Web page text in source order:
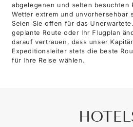
abgelegenen und selten besuchten
Wetter extrem und unvorhersehbar
Seien Sie offen für das
geplante Route oder Ihr Flugplan
darauf vertrauen, dass unser
Expeditionsleiter stets die beste
für Ihre Reise wählen.